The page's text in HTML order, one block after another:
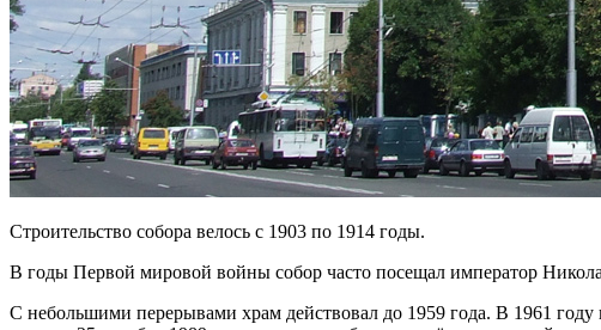
Строительство собора велось с 1903 по 1914 годы.
В годы Первой мировой войны собор часто посещал император
С небольшими перерывами храм действовал до 1959 года. В 1961